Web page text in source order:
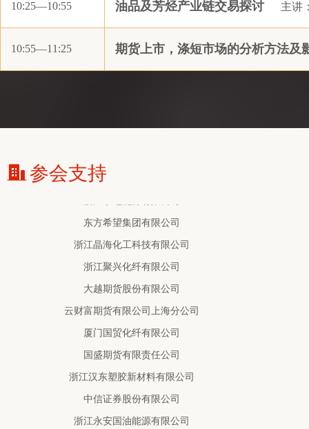
10:25—10:55 油品及芳烃产业链交易探讨 主讲
10:55—11:25 期货上市，涤短市场的分析方法及
参会支持
杭州瑞华石化有限公司
厦门港口商务资讯有限公司
香港富岸有限公司上海代表处
宏源期货有限公司
浙江晶海化工科技有限公司
浙江聚兴化纤有限公司
大越期货股份有限公司
云财富期货有限公司上海分公司
厦门国贸化纤有限公司
国盛期货有限责任公司
浙江汉东塑胶新材料有限公司
中信证券股份有限公司
浙江永安国油能源有限公司
华润怡宝饮料（中国）有限公司
上海中期期货股份有限公司
宁波金盛纤维科技有限公司